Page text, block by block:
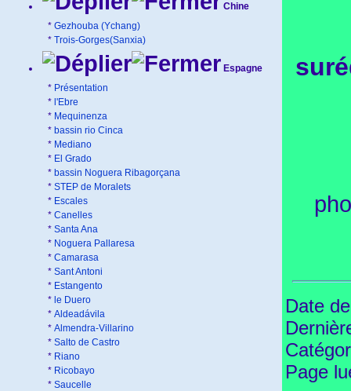
Chine
* Gezhouba (Ychang)
* Trois-Gorges(Sanxia)
Espagne
* Présentation
* l'Ebre
* Mequinenza
* bassin rio Cinca
* Mediano
* El Grado
* bassin Noguera Ribagorçana
* STEP de Moralets
* Escales
* Canelles
* Santa Ana
* Noguera Pallaresa
* Camarasa
* Sant Antoni
* Estangento
* le Duero
* Aldeadávila
* Almendra-Villarino
* Salto de Castro
* Riano
* Ricobayo
* Saucelle
Date
Page